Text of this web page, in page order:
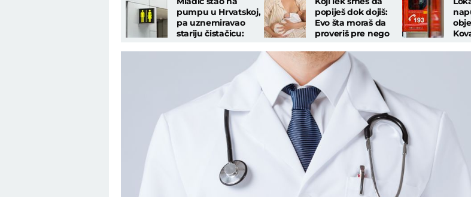
pumpu u Hrvatskoj,
pa uznemiravao
stariju čistačicu:
pa učinio nešto
popiješ dok dojiš:
Evo šta moraš da
proveriš pre nego